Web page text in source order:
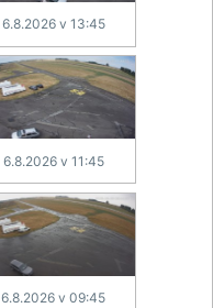
6.8.2026 v 13:45
6.8.2026 v 11:45
6.8.2026 v 09:45